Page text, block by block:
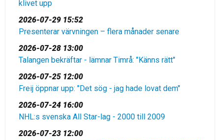
klivet upp
2026-07-29 15:52
Presenterar värvningen – flera månader senare
2026-07-28 13:00
Talangen bekräftar - lämnar Timrå: "Känns rätt"
2026-07-25 12:00
Freij öppnar upp: "Det sög - jag hade lovat dem"
2026-07-24 16:00
NHL:s svenska All Star-lag - 2000 till 2009
2026-07-23 12:00